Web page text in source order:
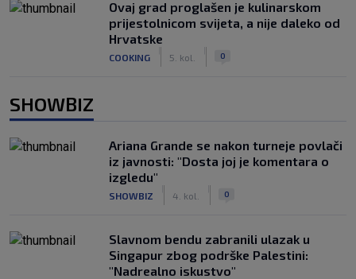
Ovaj grad proglašen je kulinarskom
prijestolnicom svijeta, a nije daleko od
Hrvatske
COOKING 5. kol. 0
SHOWBIZ
Ariana Grande se nakon turneje povlači
iz javnosti: "Dosta joj je komentara o
izgledu"
SHOWBIZ 4. kol. 0
Slavnom bendu zabranili ulazak u
Singapur zbog podrške Palestini:
"Nadrealno iskustvo"